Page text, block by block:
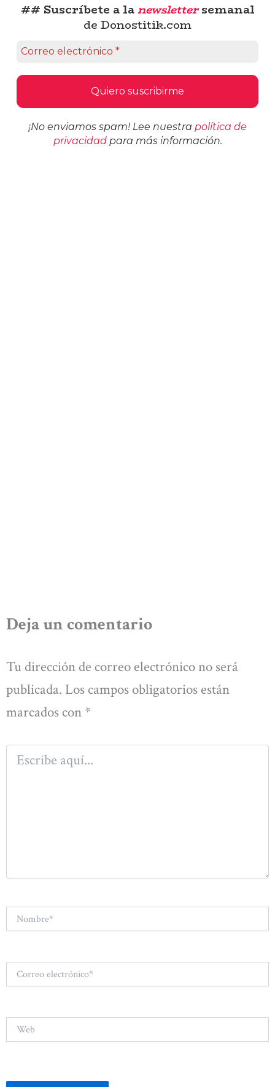
## Suscríbete a lanewslettersemanal
de Donostitik.com
¡No enviamos spam! Lee nuestra política de
privacidadpara más información.
Deja un comentario
Tu dirección de correo electrónico no será
publicada. Los campos obligatorios están
marcados con *
Escribe
aquí...
electrónico*